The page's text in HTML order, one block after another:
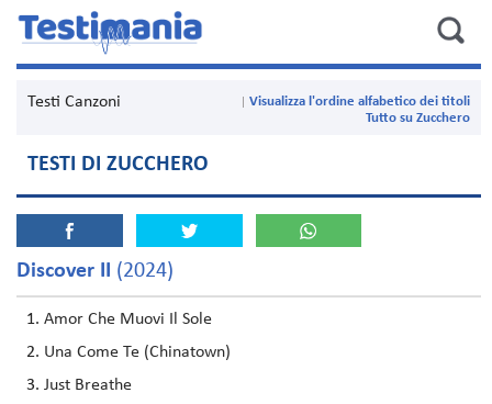
Testi Canzoni
Visualizza l'ordine alfabetico dei titoli
Tutto su Zucchero
TESTI DI ZUCCHERO
Discover II (2024)
Amor Che Muovi Il Sole
Una Come Te (Chinatown)
Just Breathe